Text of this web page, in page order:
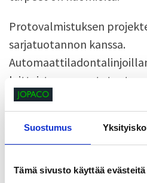
Suostumus
Tämä sivusto käyttää evästeitä
Protovalmistuksen
sarjatuotannon kanssa.
laitteistonsa,
täysin omat koneensa.
prioriteetit eivät kilpaile
töiden kanssa.
Pyydä tarjous tai ota